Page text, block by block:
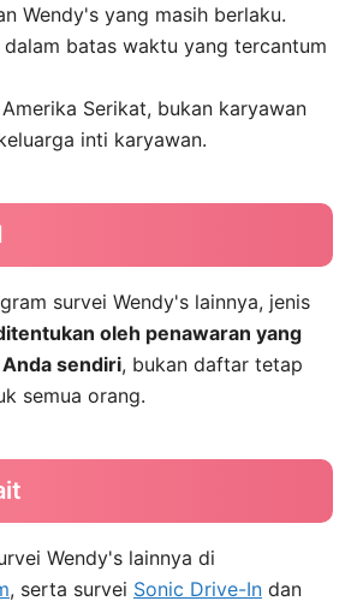
Wendy's yang masih berlaku.
dalam batas waktu yang tercantum
Serikat, bukan karyawan
inti karyawan.
survei Wendy's lainnya, jenis
oleh penawaran yang
sendiri, bukan daftar tetap
semua orang.
Wendy's lainnya di
, serta survei Sonic Drive-In dan